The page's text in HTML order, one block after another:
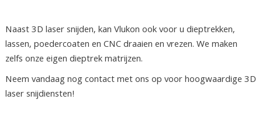
Naast 3D laser snijden, kan Vlukon ook voor u dieptrekken,
lassen, poedercoaten en CNC draaien en vrezen. We maken
zelfs onze eigen dieptrek matrijzen.
Neem vandaag nog contact met ons op voor hoogwaardige 3D
laser snijdiensten!